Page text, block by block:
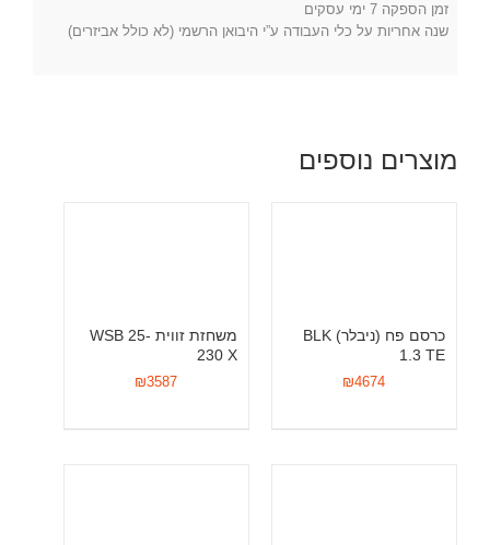
זמן הספקה 7 ימי עסקים
שנה אחריות על כלי העבודה ע”י היבואן הרשמי (לא כולל אביזרים)
מוצרים נוספים
כרסם פח (ניבלר) BLK
1.3 TE
₪4674
משחזת זווית WSB 25-
230 X
₪3587